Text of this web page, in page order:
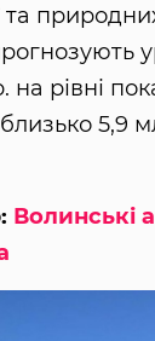
та
рівні
5,9
Волинські